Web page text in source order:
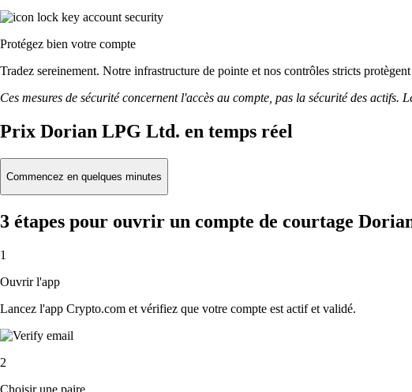
Protégez bien votre compte
Tradez sereinement. Notre infrastructure de pointe et nos contrôles stricts
Ces mesures de sécurité concernent l'accès au compte, pas la sécurité des
Prix Dorian LPG Ltd. en temps réel
Commencez en quelques minutes
3 étapes pour ouvrir un compte de courtage
1
Ouvrir l'app
Lancez l'app Crypto.com et vérifiez que votre compte est actif et validé.
2
Choisir une paire